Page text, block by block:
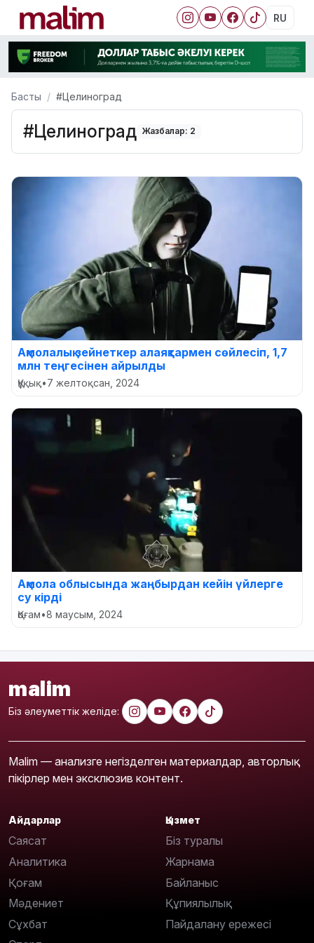
RU
Басты #Целиноград
#Целиноград Жазбалар: 2
Ақмолалық зейнеткер алаяқтармен сөйлесіп, 1,7
млн теңгесінен айрылды
Құқық•7 желтоқсан, 2024
Ақмола облысында жаңбырдан кейін үйлерге
су кірді
Қоғам•8 маусым, 2024
malim
Біз әлеуметтік желіде:
Malim — анализге негізделген материалдар, авторлық
пікірлер мен эксклюзив контент.
Айдарлар
Саясат
Аналитика
Қоғам
Мәдениет
Сұхбат
Қызмет
Біз туралы
Жарнама
Байланыс
Құпиялылық
Пайдалану ережесі